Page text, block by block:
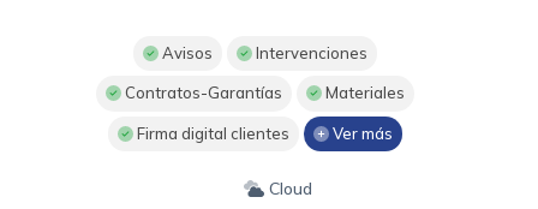
Avisos Intervenciones
Contratos-Garantías Materiales
Firma digital clientes Ver más
Cloud